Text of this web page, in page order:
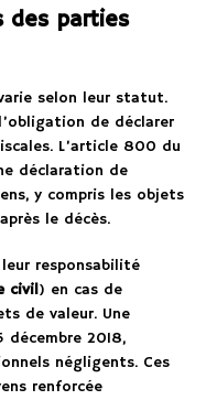
des parties
selon leur statut.
de déclarer
L’article 800 du
déclaration de
y compris les objets
le décès.
responsabilité
civil) en cas de
de valeur. Une
décembre 2018,
négligents. Ces
renforcée